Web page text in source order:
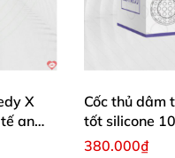
X
an
Cốc thủ dâm
tốt silicone
380.000₫